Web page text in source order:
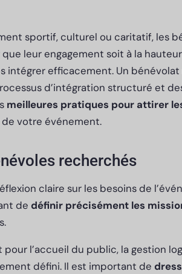
sportif, culturel ou caritatif, les
leur engagement soit à la
intégrer efficacement. Un bénévolat
d’intégration structuré et
meilleures pratiques pour attirer
votre événement.
recherchés
claire sur les besoins de
de définir précisément les
pour l’accueil du public, la gestion
défini. Il est important de